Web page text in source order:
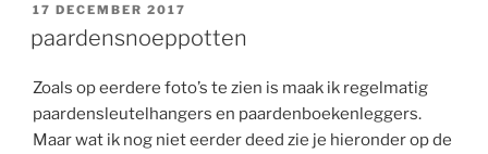
GEPLAATST
17 DECEMBER 2017
paardensnoeppotten
Zoals op eerdere foto’s te zien is maak ik regelmatig
paardensleutelhangers en paardenboekenleggers.
Maar wat ik nog niet eerder deed zie je hieronder op de